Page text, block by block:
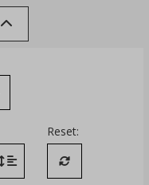
między literami
Zmień interlinię i margines
Reset:
Przywróć